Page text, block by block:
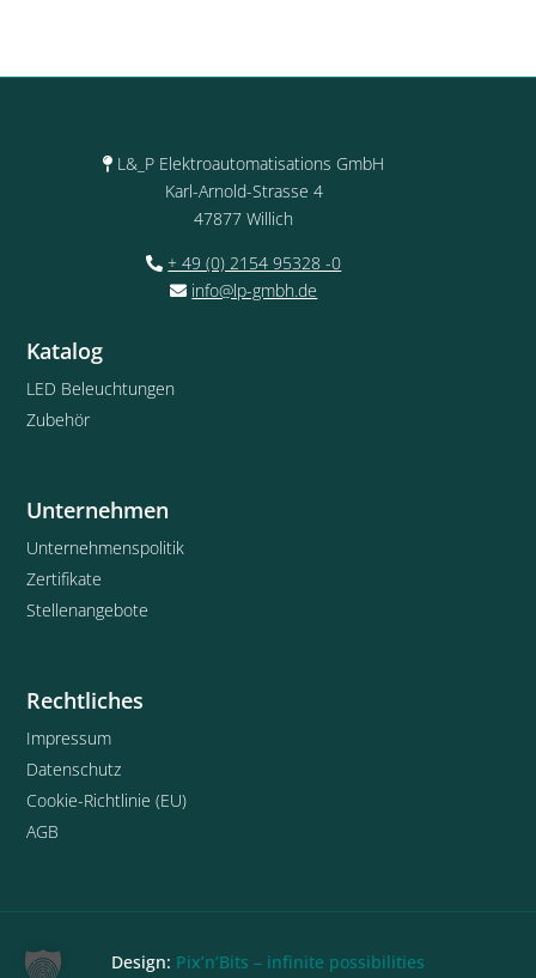
L&_P Elektroautomatisations GmbH
Karl-Arnold-Strasse 4
47877 Willich
+ 49 (0) 2154 95328 -0
info@lp-gmbh.de
Katalog
LED Beleuchtungen
Zubehör
Unternehmen
Unternehmenspolitik
Zertifikate
Stellenangebote
Rechtliches
Impressum
Datenschutz
Cookie-Richtlinie (EU)
AGB
Design: Pix’n’Bits – infinite possibilities